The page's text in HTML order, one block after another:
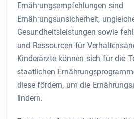
Ernährungsempfehlungen sind
Ernährungsunsicherheit,
Gesundheitsleistungen sowie
und Ressourcen für
Kinderärzte können sich für die
staatlichen
diese fördern, um die
lindern.